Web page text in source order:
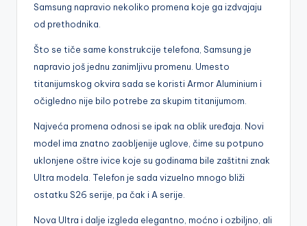
Samsung napravio nekoliko promena koje ga izdvajaju
od prethodnika.
Što se tiče same konstrukcije telefona, Samsung je
napravio još jednu zanimljivu promenu. Umesto
titanijumskog okvira sada se koristi Armor Aluminium i
očigledno nije bilo potrebe za skupim titanijumom.
Najveća promena odnosi se ipak na oblik uređaja. Novi
model ima znatno zaobljenije uglove, čime su potpuno
uklonjene oštre ivice koje su godinama bile zaštitni znak
Ultra modela. Telefon je sada vizuelno mnogo bliži
ostatku S26 serije, pa čak i A serije.
Nova Ultra i dalje izgleda elegantno, moćno i ozbiljno, ali